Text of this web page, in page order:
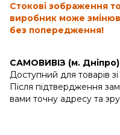
Стокові зображення
виробник може
без попередження!
САМОВИВІЗ (м. Дніпро)
Доступний для товарів
Після підтвердження
вами точну адресу та